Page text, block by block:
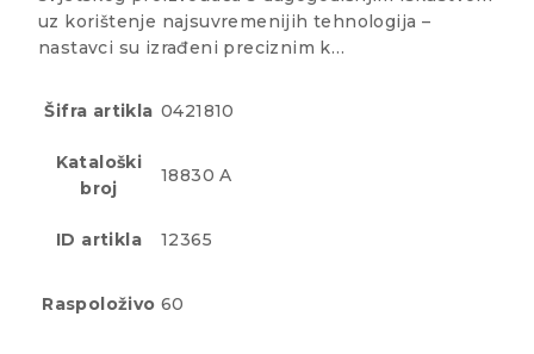
uz korištenje najsuvremenijih tehnologija –
nastavci su izrađeni preciznim k…
Šifra artikla 0421810
Kataloški
broj
18830 A
ID artikla 12365
Raspoloživo 60